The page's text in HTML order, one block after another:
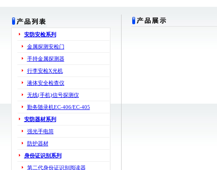
安防安检系列
金属探测安检门
手持金属探测器
行李安检X光机
液体安全检查仪
无线(手机)信号探测仪
勤务随录机EC-406/EC-405
安防器材系列
强光手电筒
防护器材
身份证识别系列
第二代身份证识别阅读器